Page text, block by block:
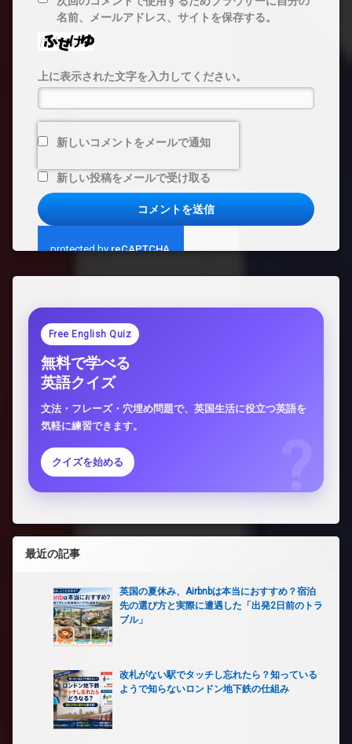
名前、メールアドレス、サイトを保存する。
上に表示された文字を入力してください。
新しいコメントをメールで通知
新しい投稿をメールで受け取る
Free English Quiz
無料で学べる
英語クイズ
文法・フレーズ・穴埋め問題で、英国生活に役立つ英語を
気軽に練習できます。
クイズを始める
最近の記事
英国の夏休み、Airbnbは本当におすすめ？宿泊
先の選び方と実際に遭遇した「出発2日前のトラ
ブル」
改札がない駅でタッチし忘れたら？知っている
ようで知らないロンドン地下鉄の仕組み